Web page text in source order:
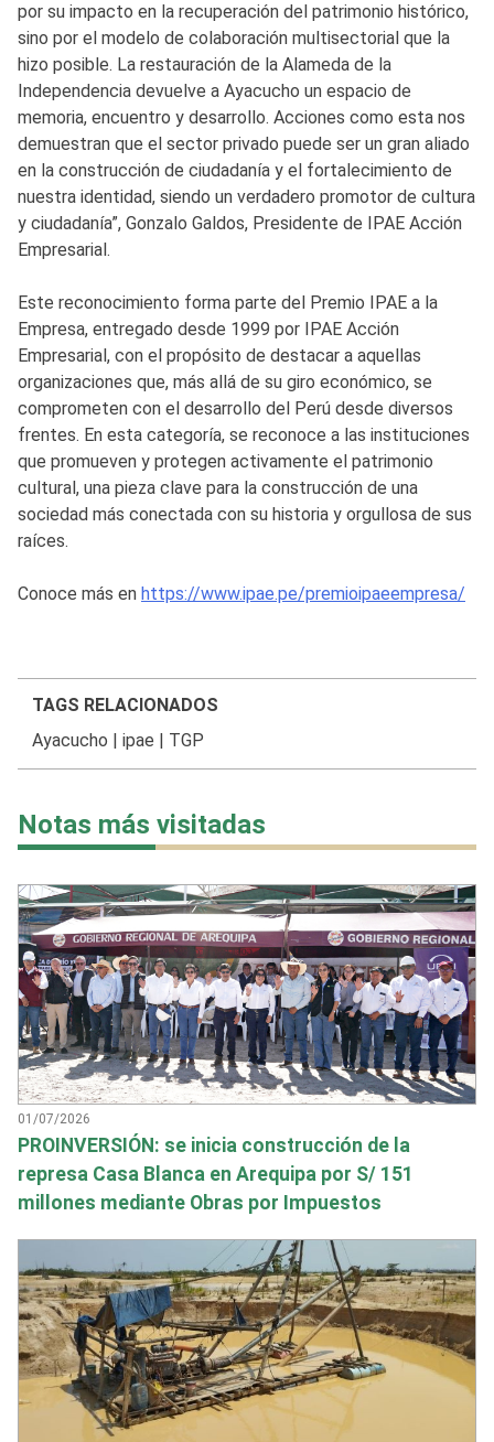
por su impacto en la recuperación del patrimonio histórico,
sino por el modelo de colaboración multisectorial que la
hizo posible. La restauración de la Alameda de la
Independencia devuelve a Ayacucho un espacio de
memoria, encuentro y desarrollo. Acciones como esta nos
demuestran que el sector privado puede ser un gran aliado
en la construcción de ciudadanía y el fortalecimiento de
nuestra identidad, siendo un verdadero promotor de cultura
y ciudadanía”, Gonzalo Galdos, Presidente de IPAE Acción
Empresarial.
Este reconocimiento forma parte del Premio IPAE a la
Empresa, entregado desde 1999 por IPAE Acción
Empresarial, con el propósito de destacar a aquellas
organizaciones que, más allá de su giro económico, se
comprometen con el desarrollo del Perú desde diversos
frentes. En esta categoría, se reconoce a las instituciones
que promueven y protegen activamente el patrimonio
cultural, una pieza clave para la construcción de una
sociedad más conectada con su historia y orgullosa de sus
raíces.
Conoce más en https://www.ipae.pe/premioipaeempresa/
TAGS RELACIONADOS
Ayacucho
ipae TGP
Notas más visitadas
01/07/2026
PROINVERSIÓN: se inicia construcción de la
represa Casa Blanca en Arequipa por S/ 151
millones mediante Obras por Impuestos